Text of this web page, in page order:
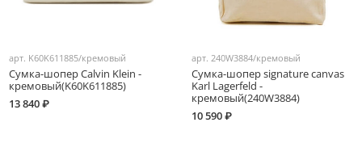
арт. K60K611885/кремовый
Сумка-шопер Calvin Klein -
кремовый(K60K611885)
13 840 ₽
арт. 240W3884/кремовый
Сумка-шопер signature canvas
Karl Lagerfeld -
кремовый(240W3884)
10 590 ₽